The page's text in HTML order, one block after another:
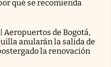
qué se recomienda
Aeropuertos de Bogotá,
anularán la salida de
la renovación